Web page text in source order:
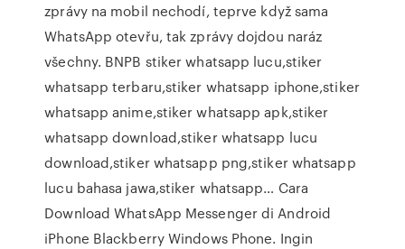
zprávy na mobil nechodí, teprve když sama
WhatsApp otevřu, tak zprávy dojdou naráz
všechny. BNPB stiker whatsapp lucu,stiker
whatsapp terbaru,stiker whatsapp iphone,stiker
whatsapp anime,stiker whatsapp apk,stiker
whatsapp download,stiker whatsapp lucu
download,stiker whatsapp png,stiker whatsapp
lucu bahasa jawa,stiker whatsapp… Cara
Download WhatsApp Messenger di Android
iPhone Blackberry Windows Phone. Ingin